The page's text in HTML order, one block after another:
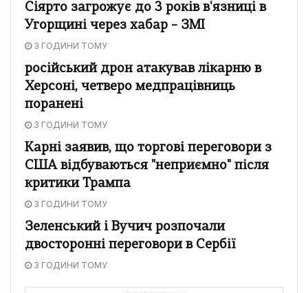
Сіярто загрожує до 3 років в'язниці в
Угорщині через хабар – ЗМІ
3 ГОДИНИ ТОМУ
російський дрон атакував лікарню в
Херсоні, четверо медпрацівниць
поранені
3 ГОДИНИ ТОМУ
Карні заявив, що торгові переговори з
США відбуваються "неприємно" після
критики Трампа
3 ГОДИНИ ТОМУ
Зеленський і Вучич розпочали
двосторонні переговори в Сербії
3 ГОДИНИ ТОМУ